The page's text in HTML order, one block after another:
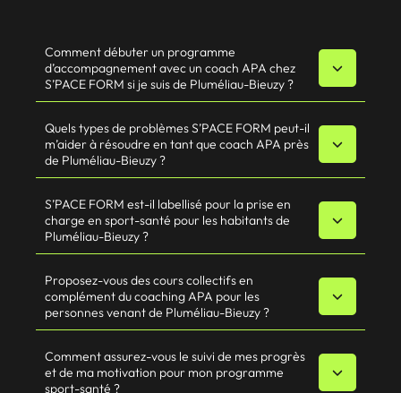
Comment débuter un programme
d’accompagnement avec un coach APA chez
S’PACE FORM si je suis de Pluméliau-Bieuzy ?
Quels types de problèmes S’PACE FORM peut-il
m’aider à résoudre en tant que coach APA près
de Pluméliau-Bieuzy ?
S’PACE FORM est-il labellisé pour la prise en
charge en sport-santé pour les habitants de
Pluméliau-Bieuzy ?
Proposez-vous des cours collectifs en
complément du coaching APA pour les
personnes venant de Pluméliau-Bieuzy ?
Comment assurez-vous le suivi de mes progrès
et de ma motivation pour mon programme
sport-santé ?